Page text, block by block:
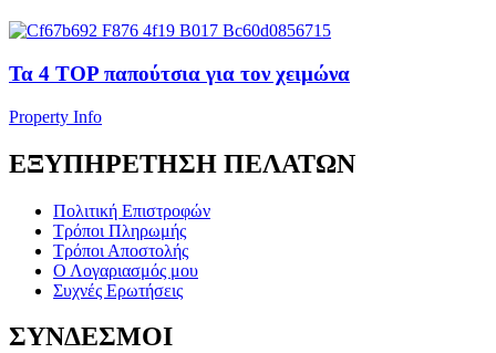
Τα 4 TOP παπούτσια για τον χειμώνα
Property Info
ΕΞΥΠΗΡΕΤΗΣΗ ΠΕΛΑΤΩΝ
Πολιτική Επιστροφών
Τρόποι Πληρωμής
Τρόποι Αποστολής
Ο Λογαριασμός μου
Συχνές Ερωτήσεις
ΣΥΝΔΕΣΜΟΙ